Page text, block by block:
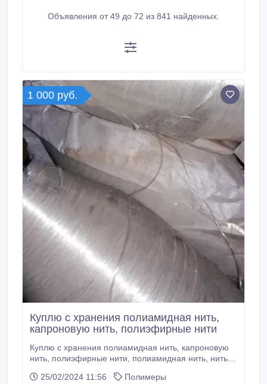
Объявления от 49 до 72 из 841 найденных.
1 000 руб.
Куплю с хранения полиамидная нить,
капроновую нить, полиэфирные нити
Куплю с хранения полиамидная нить, капроновую
нить, полиэфирные нити, полиамидная нить, нить
для технических тканей, нить для палаток, нить для
25/02/2024 11:56
Полимеры